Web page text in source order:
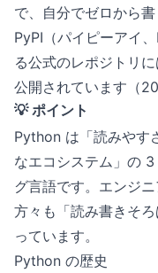
で、自分でゼロから
PyPI（パイピーアイ
る公式のレポジトリ
公開されています（
💡 ポイント
Python は「読みやす
なエコシステム」の
グ言語です。エンジ
方々も「読み書きそ
っています。
Python の歴史